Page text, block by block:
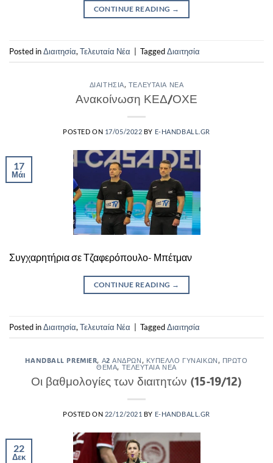
CONTINUE READING →
Posted inΔιαιτησία, Τελευταία Νέα TaggedΔιαιτησία
ΔΙΑΙΤΗΣΊΑ, ΤΕΛΕΥΤΑΊΑ ΝΈΑ
Ανακοίνωση ΚΕΔ/ΟΧΕ
POSTED ON 17/05/2022 BY E-HANDBALL.GR
17
Μάι
Συγχαρητήρια σε Τζαφερόπουλο- Μπέτμαν
CONTINUE READING →
Posted inΔιαιτησία, Τελευταία Νέα TaggedΔιαιτησία
HANDBALL PREMIER, Α2 ΑΝΔΡΏΝ, ΚΎΠΕΛΛΟ ΓΥΝΑΙΚΏΝ, ΠΡΏΤΟ
ΘΈΜΑ, ΤΕΛΕΥΤΑΊΑ ΝΈΑ
Οι βαθμολογίες των διαιτητών (15-19/12)
POSTED ON 22/12/2021 BY E-HANDBALL.GR
22
Δεκ